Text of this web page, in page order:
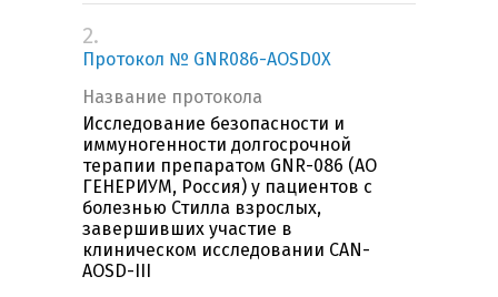
2.
Протокол № GNR086-AOSD0X
Название протокола
Исследование безопасности и
иммуногенности долгосрочной
терапии препаратом GNR-086 (АО
ГЕНЕРИУМ, Россия) у пациентов с
болезнью Стилла взрослых,
завершивших участие в
клиническом исследовании CAN-
AOSD-III